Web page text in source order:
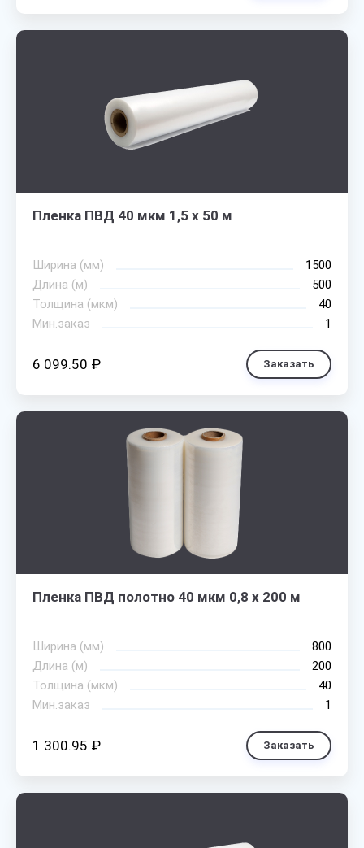
Пленка ПВД 40 мкм 1,5 х 50 м
Ширина (мм)
1500
Длина (м)
500
Толщина (мкм)
40
Мин.заказ
1
6 099.50 ₽ Заказать
Пленка ПВД полотно 40 мкм 0,8 х 200 м
Ширина (мм)
800
Длина (м)
200
Толщина (мкм)
40
Мин.заказ
1
1 300.95 ₽ Заказать